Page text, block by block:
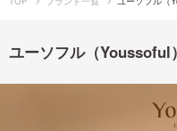
ユーソフル（Youssoful）